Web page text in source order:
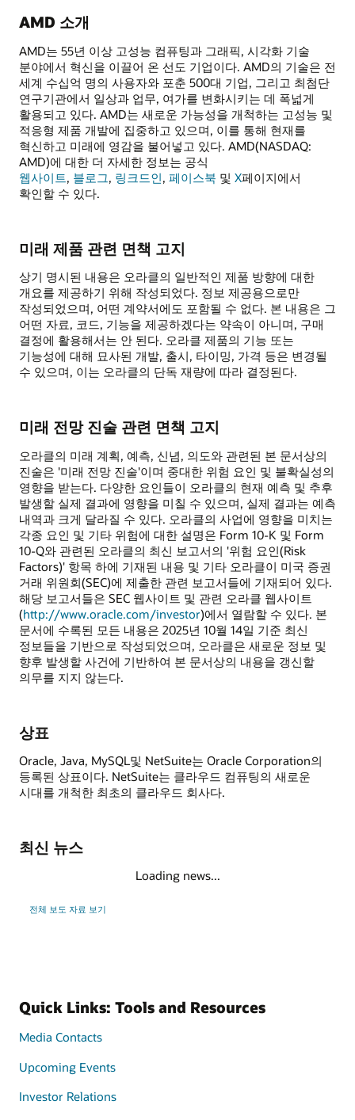
AMD 소개
AMD는 55년 이상 고성능 컴퓨팅과 그래픽, 시각화 기술
분야에서 혁신을 이끌어 온 선도 기업이다. AMD의 기술은 전
세계 수십억 명의 사용자와 포춘 500대 기업, 그리고 최첨단
연구기관에서 일상과 업무, 여가를 변화시키는 데 폭넓게
활용되고 있다. AMD는 새로운 가능성을 개척하는 고성능 및
적응형 제품 개발에 집중하고 있으며, 이를 통해 현재를
혁신하고 미래에 영감을 불어넣고 있다. AMD(NASDAQ:
AMD)에 대한 더 자세한 정보는 공식
웹사이트, 블로그, 링크드인, 페이스북 및 X페이지에서
확인할 수 있다.
미래 제품 관련 면책 고지
상기 명시된 내용은 오라클의 일반적인 제품 방향에 대한
개요를 제공하기 위해 작성되었다. 정보 제공용으로만
작성되었으며, 어떤 계약서에도 포함될 수 없다. 본 내용은 그
어떤 자료, 코드, 기능을 제공하겠다는 약속이 아니며, 구매
결정에 활용해서는 안 된다. 오라클 제품의 기능 또는
기능성에 대해 묘사된 개발, 출시, 타이밍, 가격 등은 변경될
수 있으며, 이는 오라클의 단독 재량에 따라 결정된다.
미래 전망 진술 관련 면책 고지
오라클의 미래 계획, 예측, 신념, 의도와 관련된 본 문서상의
진술은 '미래 전망 진술'이며 중대한 위험 요인 및 불확실성의
영향을 받는다. 다양한 요인들이 오라클의 현재 예측 및 추후
발생할 실제 결과에 영향을 미칠 수 있으며, 실제 결과는 예측
내역과 크게 달라질 수 있다. 오라클의 사업에 영향을 미치는
각종 요인 및 기타 위험에 대한 설명은 Form 10-K 및 Form
10-Q와 관련된 오라클의 최신 보고서의 '위험 요인(Risk
Factors)' 항목 하에 기재된 내용 및 기타 오라클이 미국 증권
거래 위원회(SEC)에 제출한 관련 보고서들에 기재되어 있다.
해당 보고서들은 SEC 웹사이트 및 관련 오라클 웹사이트
(http://www.oracle.com/investor)에서 열람할 수 있다. 본
문서에 수록된 모든 내용은 2025년 10월 14일 기준 최신
정보들을 기반으로 작성되었으며, 오라클은 새로운 정보 및
향후 발생할 사건에 기반하여 본 문서상의 내용을 갱신할
의무를 지지 않는다.
상표
Oracle, Java, MySQL및 NetSuite는 Oracle Corporation의
등록된 상표이다. NetSuite는 클라우드 컴퓨팅의 새로운
시대를 개척한 최초의 클라우드 회사다.
최신 뉴스
Loading news...
전체 보도 자료 보기
Quick Links: Tools and Resources
Media Contacts
Upcoming Events
Investor Relations